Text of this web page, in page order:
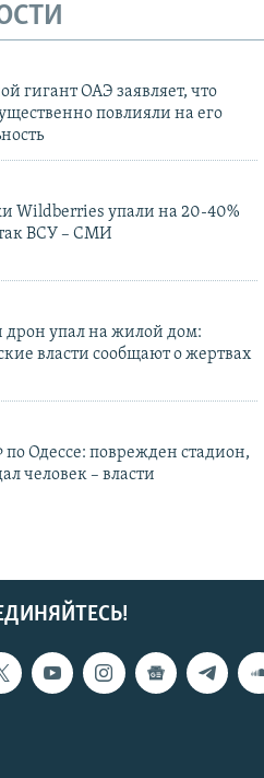
гигант ОАЭ заявляет, что
повлияли на его
Wildberries упали на 20-40%
ВСУ – СМИ
дрон упал на жилой дом:
власти сообщают о жертвах
по Одессе: поврежден стадион,
человек – власти